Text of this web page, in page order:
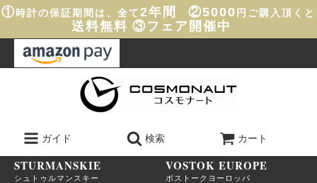
① 時計の保証期間は、全て2年間 ②5000 円ご購入頂くと
送料無料 ③フェア開催中
ガイド 検索 カート
STURMANSKIE
シュトゥルマンスキー
VOSTOK EUROPE
ボストークヨーロッパ